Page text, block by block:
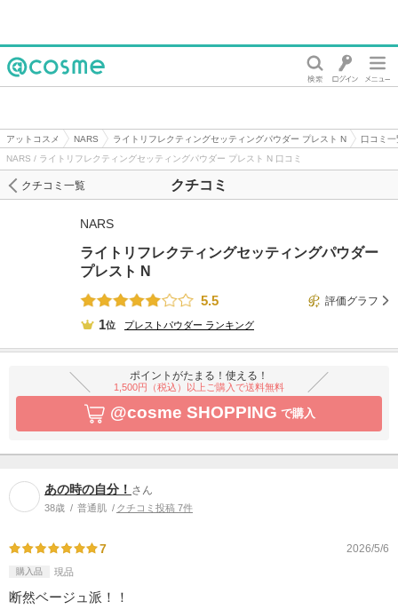
アットコスメ NARS ライトリフレクティングセッティングパウダー プレスト N
口コミ一
NARS / ライトリフレクティングセッティングパウダー プレスト N 口コミ
クチコミ
クチコミ一覧
NARS
ライトリフレクティングセッティングパウダー
プレスト N
5.5
評価グラフ
1位 プレストパウダー ランキング
ポイントがたまる！使える！
1,500円（税込）以上ご購入で送料無料
@cosme SHOPPING で購入
あの時の自分！ さん
38歳 普通肌 クチコミ投稿 7件
7 2026/5/6
購入品 現品
断然ベージュ派！！